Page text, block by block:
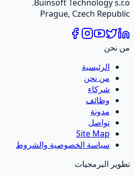
Buinsoft Technology s.r.o.
Prague, Czech Republic
من نحن
الرئيسية
من نحن
شركاء
وظائف
مدونة
تواصل
Site Map
سياسة الخصوصية والشروط
تطوير البرمجيات